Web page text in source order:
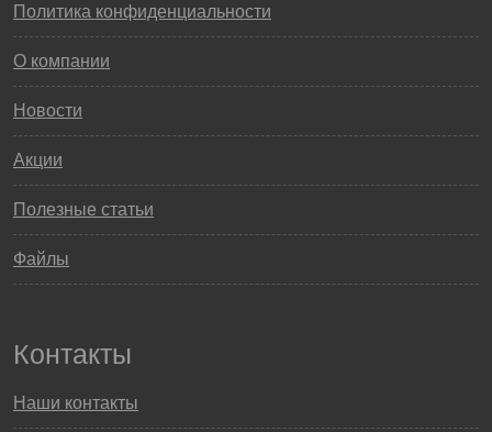
Политика конфиденциальности
О компании
Новости
Акции
Полезные статьи
Файлы
Контакты
Наши контакты